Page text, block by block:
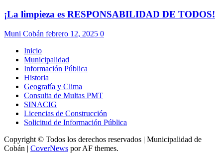
¡La limpieza es RESPONSABILIDAD DE TODOS!
Muni Cobán febrero 12, 2025 0
Inicio
Municipalidad
Información Pública
Historia
Geografía y Clima
Consulta de Multas PMT
SINACIG
Licencias de Construcción
Solicitud de Información Pública
Copyright © Todos los derechos reservados | Municipalidad de
Cobán | CoverNews por AF themes.